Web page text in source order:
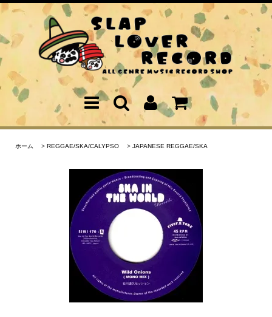
ホーム > REGGAE/SKA/CALYPSO > JAPANESE REGGAE/SKA